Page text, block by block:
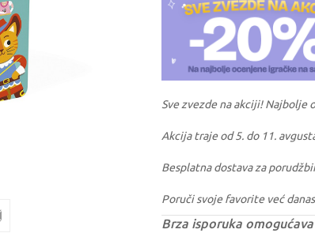
Sve zvezde na akciji! Najbolje
Akcija traje od 5. do 11.
Besplatna dostava za
Poruči svoje favorite već
Brza isporuka